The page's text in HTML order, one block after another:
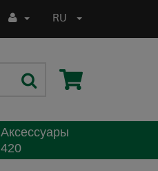
RU
Аксессуары
420